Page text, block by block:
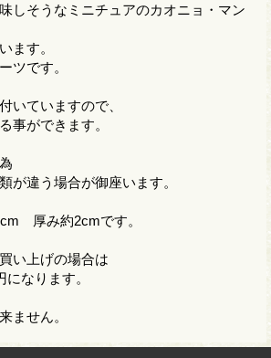
しそうなミニチュアのカオニョ・マン
ます。
ツです。
いていますので、
事ができます。
が違う場合が御座います。
厚み約2cmです。
い上げの場合は
なります。
ません。